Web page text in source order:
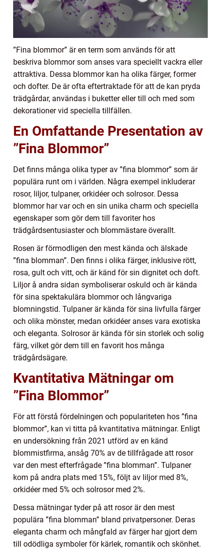
”Fina blommor” är en term som används för att
beskriva blommor som anses vara speciellt vackra eller
attraktiva. Dessa blommor kan ha olika färger, former
och dofter. De är ofta eftertraktade för att de kan pryda
trädgårdar, användas i buketter eller till och med som
dekorationer vid speciella tillfällen.
En Omfattande Presentation av
”Fina Blommor”
Det finns många olika typer av ”fina blommor” som är
populära runt om i världen. Några exempel inkluderar
rosor, liljor, tulpaner, orkidéer och solrosor. Dessa
blommor har var och en sin unika charm och speciella
egenskaper som gör dem till favoriter hos
trädgårdsentusiaster och blommästare överallt.
Rosen är förmodligen den mest kända och älskade
”fina blomman”. Den finns i olika färger, inklusive rött,
rosa, gult och vitt, och är känd för sin dignitet och doft.
Liljor å andra sidan symboliserar oskuld och är kända
för sina spektakulära blommor och långvariga
blomningstid. Tulpaner är kända för sina livfulla färger
och olika mönster, medan orkidéer anses vara exotiska
och eleganta. Solrosor är kända för sin storlek och solig
färg, vilket gör dem till en favorit hos många
trädgårdsägare.
Kvantitativa Mätningar om
”Fina Blommor”
För att förstå fördelningen och populariteten hos ”fina
blommor”, kan vi titta på kvantitativa mätningar. Enligt
en undersökning från 2021 utförd av en känd
blommistfirma, ansåg 70% av de tillfrågade att rosor
var den mest efterfrågade ”fina blomman”. Tulpaner
kom på andra plats med 15%, följt av liljor med 8%,
orkidéer med 5% och solrosor med 2%.
Dessa mätningar tyder på att rosor är den mest
populära ”fina blomman” bland privatpersoner. Deras
eleganta charm och mångfald av färger har gjort dem
till odödliga symboler för kärlek, romantik och skönhet.